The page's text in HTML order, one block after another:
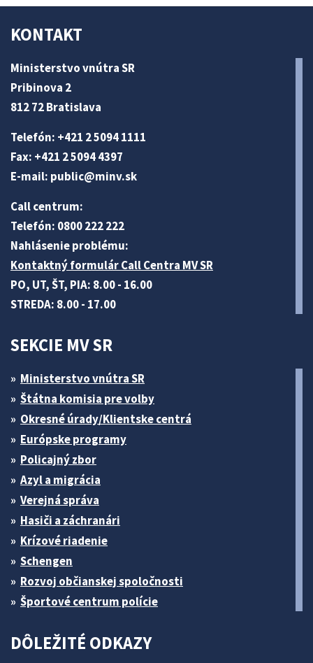
KONTAKT
Ministerstvo vnútra SR
Pribinova 2
812 72 Bratislava
Telefón: +421 2 5094 1111
Fax: +421 2 5094 4397
E-mail: public@minv.sk
Call centrum:
Telefón: 0800 222 222
Nahlásenie problému:
Kontaktný formulár Call Centra MV SR
PO, UT, ŠT, PIA: 8.00 - 16.00
STREDA: 8.00 - 17.00
SEKCIE MV SR
Ministerstvo vnútra SR
Štátna komisia pre volby
Okresné úrady/Klientske centrá
Európske programy
Policajný zbor
Azyl a migrácia
Verejná správa
Hasiči a záchranári
Krízové riadenie
Schengen
Rozvoj občianskej spoločnosti
Športové centrum polície
DÔLEŽITÉ ODKAZY